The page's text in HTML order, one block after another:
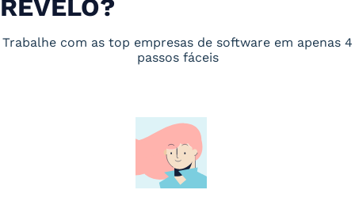
REVELO?
Trabalhe com as top empresas de software em apenas 4
passos fáceis